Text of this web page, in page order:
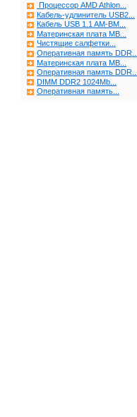
Процессор AMD Athlon...
Кабель-удлинитель USB2...
Кабель USB 1.1 AM-BM...
Материнская плата MB...
Чистящие салфетки...
Оперативная память DDR...
Материнская плата MB...
Оперативная память DDR...
DIMM DDR2 1024Mb...
Оперативная память...